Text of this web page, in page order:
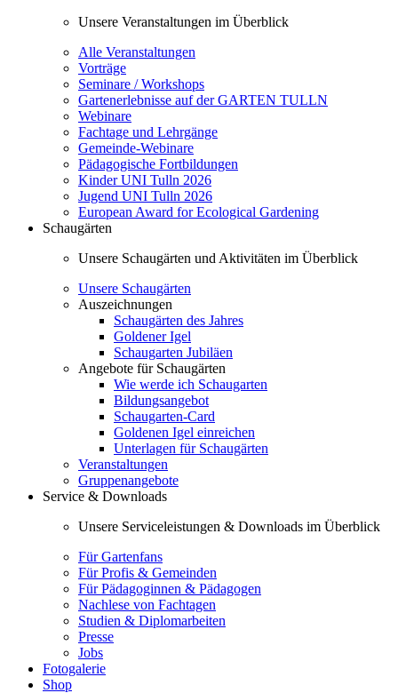
Unsere Veranstaltungen im Überblick
Alle Veranstaltungen
Vorträge
Seminare / Workshops
Gartenerlebnisse auf der GARTEN TULLN
Webinare
Fachtage und Lehrgänge
Gemeinde-Webinare
Pädagogische Fortbildungen
Kinder UNI Tulln 2026
Jugend UNI Tulln 2026
European Award for Ecological Gardening
Schaugärten
Unsere Schaugärten und Aktivitäten im Überblick
Unsere Schaugärten
Auszeichnungen
Schaugärten des Jahres
Goldener Igel
Schaugarten Jubiläen
Angebote für Schaugärten
Wie werde ich Schaugarten
Bildungsangebot
Schaugarten-Card
Goldenen Igel einreichen
Unterlagen für Schaugärten
Veranstaltungen
Gruppenangebote
Service & Downloads
Unsere Serviceleistungen & Downloads im Überblick
Für Gartenfans
Für Profis & Gemeinden
Für Pädagoginnen & Pädagogen
Nachlese von Fachtagen
Studien & Diplomarbeiten
Presse
Jobs
Fotogalerie
Shop